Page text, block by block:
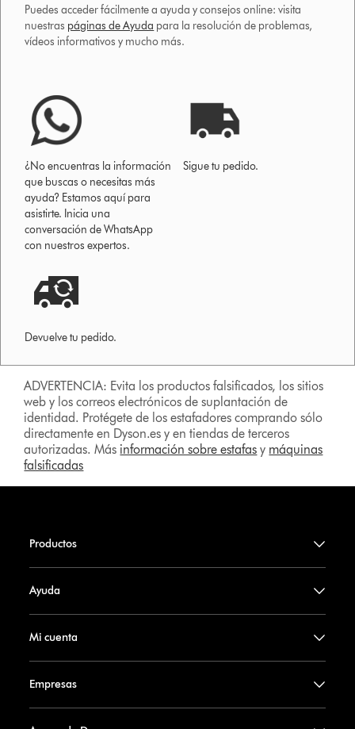
Puedes acceder fácilmente a ayuda y consejos online: visita
nuestras páginas de Ayuda para la resolución de problemas,
vídeos informativos y mucho más.
¿No encuentras la información
que buscas o necesitas más
ayuda? Estamos aquí para
asistirte. Inicia una
conversación de WhatsApp
con nuestros expertos.
Sigue tu pedido.
Devuelve tu pedido.
ADVERTENCIA: Evita los productos falsificados, los sitios
web y los correos electrónicos de suplantación de
identidad. Protégete de los estafadores comprando sólo
directamente en Dyson.es y en tiendas de terceros
autorizadas. Más información sobre estafas y máquinas
falsificadas
Productos
Ayuda
Mi cuenta
Empresas